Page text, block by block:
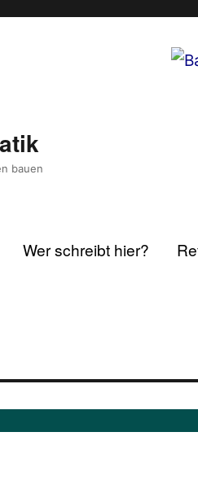
bauen
Wer schreibt hier?